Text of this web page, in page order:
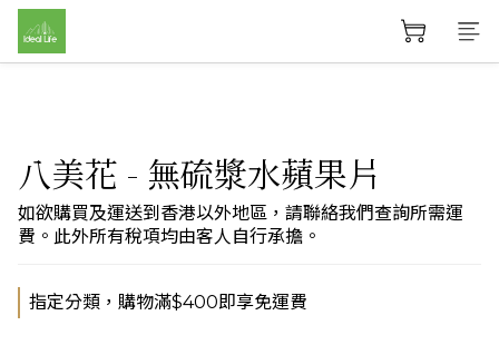
八美花 - 無硫漿水蘋果片
如欲購買及運送到香港以外地區，請聯絡我們查詢所需運
費。此外所有稅項均由客人自行承擔。
指定分類，購物滿$400即享免運費